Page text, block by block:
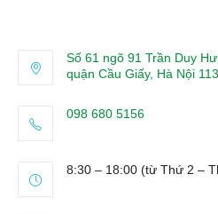
Số 61 ngõ 91 Trần Duy
quận Cầu Giấy, Hà Nội
098 680 5156
your
8:30 – 18:00 (từ Thứ 2 –